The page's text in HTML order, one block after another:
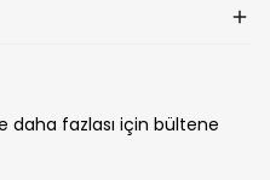
daha fazlası için bültene